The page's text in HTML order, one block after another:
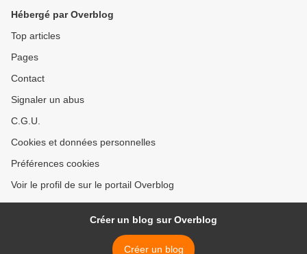
Hébergé par Overblog
Top articles
Pages
Contact
Signaler un abus
C.G.U.
Cookies et données personnelles
Préférences cookies
Voir le profil de sur le portail Overblog
Créer un blog sur Overblog
Créer un blog